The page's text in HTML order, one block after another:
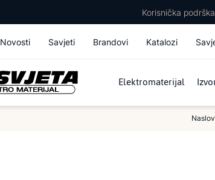
Korisnička
Novosti Savjeti Brandovi Katalozi
Elektromaterijal